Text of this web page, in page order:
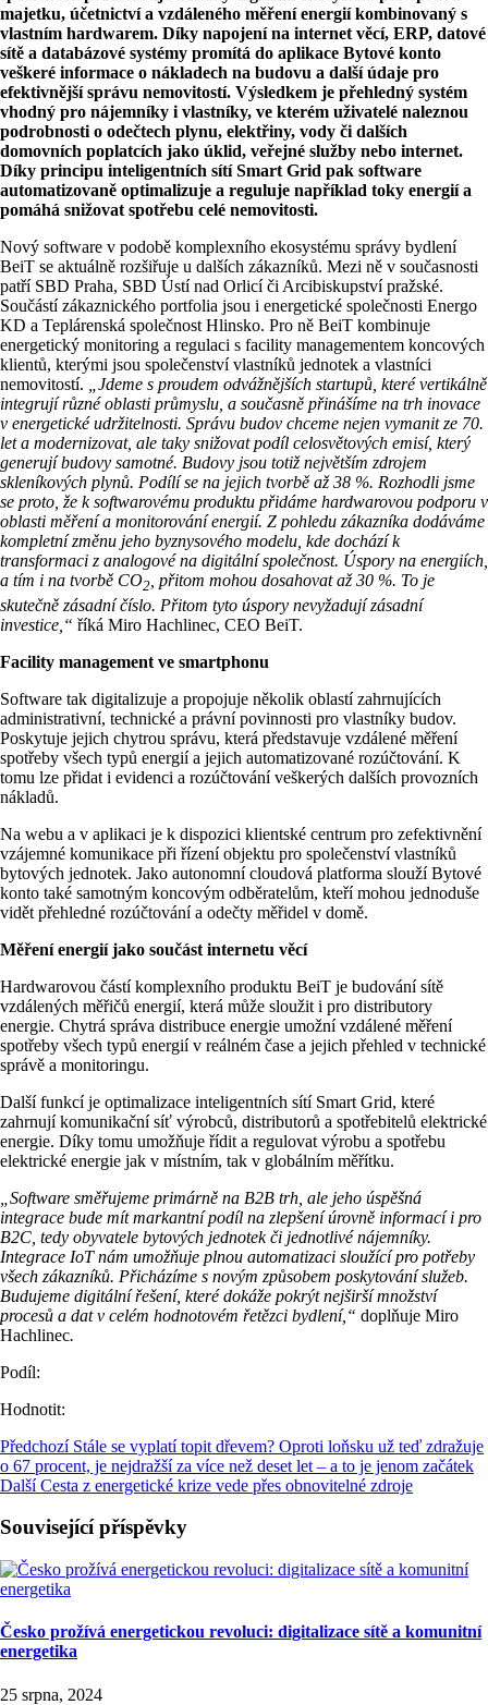
majetku, účetnictví a vzdáleného měření energií kombinovaný s
vlastním hardwarem. Díky napojení na internet věcí, ERP, datové
sítě a databázové systémy promítá do aplikace Bytové konto
veškeré informace o nákladech na budovu a další údaje pro
efektivnější správu nemovitostí. Výsledkem je přehledný systém
vhodný pro nájemníky i vlastníky, ve kterém uživatelé naleznou
podrobnosti o odečtech plynu, elektřiny, vody či dalších
domovních poplatcích jako úklid, veřejné služby nebo internet.
Díky principu inteligentních sítí Smart Grid pak software
automatizovaně optimalizuje a reguluje například toky energií a
pomáhá snižovat spotřebu celé nemovitosti.
Nový software v podobě komplexního ekosystému správy bydlení
BeiT se aktuálně rozšiřuje u dalších zákazníků. Mezi ně v současnosti
patří SBD Praha, SBD Ústí nad Orlicí či Arcibiskupství pražské.
Součástí zákaznického portfolia jsou i energetické společnosti Energo
KD a Teplárenská společnost Hlinsko. Pro ně BeiT kombinuje
energetický monitoring a regulaci s facility managementem koncových
klientů, kterými jsou společenství vlastníků jednotek a vlastníci
nemovitostí.
„Jdeme s proudem odvážnějších startupů, které vertikálně
integrují různé oblasti průmyslu, a současně přinášíme na trh inovace
v energetické udržitelnosti. Správu budov chceme nejen vymanit ze 70.
let a modernizovat, ale taky snižovat podíl celosvětových emisí, který
generují budovy samotné. Budovy jsou totiž největším zdrojem
skleníkových plynů. Podílí se na jejich tvorbě až 38 %. Rozhodli jsme
se proto, že k softwarovému produktu přidáme hardwarovou podporu v
oblasti měření a monitorování energií. Z pohledu zákazníka dodáváme
kompletní změnu jeho byznysového modelu, kde dochází k
transformaci z analogové na digitální společnost. Úspory na energiích,
a tím i na tvorbě CO2 , přitom mohou dosahovat až 30 %. To je
skutečně zásadní číslo. Přitom tyto úspory nevyžadují zásadní
investice,“ říká Miro Hachlinec, CEO BeiT.
Facility management ve smartphonu
Software tak digitalizuje a propojuje několik oblastí zahrnujících
administrativní, technické a právní povinnosti pro vlastníky budov.
Poskytuje jejich chytrou správu, která představuje vzdálené měření
spotřeby všech typů energií a jejich automatizované rozúčtování. K
tomu lze přidat i evidenci a rozúčtování veškerých dalších provozních
nákladů.
Na webu a v aplikaci je k dispozici klientské centrum pro zefektivnění
vzájemné komunikace při řízení objektu pro společenství vlastníků
bytových jednotek. Jako autonomní cloudová platforma slouží Bytové
konto také samotným koncovým odběratelům, kteří mohou jednoduše
vidět přehledné rozúčtování a odečty měřidel v domě.
Měření energií jako součást internetu věcí
Hardwarovou částí komplexního produktu BeiT je budování sítě
vzdálených měřičů energií, která může sloužit i pro distributory
energie. Chytrá správa distribuce energie umožní vzdálené měření
spotřeby všech typů energií v reálném čase a jejich přehled v technické
správě a monitoringu.
Další funkcí je optimalizace inteligentních sítí Smart Grid, které
zahrnují komunikační síť výrobců, distributorů a spotřebitelů elektrické
energie. Díky tomu umožňuje řídit a regulovat výrobu a spotřebu
elektrické energie jak v místním, tak v globálním měřítku.
„Software směřujeme primárně na B2B trh, ale jeho úspěšná
integrace bude mít markantní podíl na zlepšení úrovně informací i pro
B2C, tedy obyvatele bytových jednotek či jednotlivé nájemníky.
Integrace IoT nám umožňuje plnou automatizaci sloužící pro potřeby
všech zákazníků. Přicházíme s novým způsobem poskytování služeb.
Budujeme digitální řešení, které dokáže pokrýt nejširší množství
procesů a dat v celém hodnotovém řetězci bydlení,“ doplňuje Miro
Hachlinec.
Podíl:
Hodnotit:
Předchozí Stále se vyplatí topit dřevem? Oproti loňsku už teď zdražuje
o 67 procent, je nejdražší za více než deset let – a to je jenom začátek
Další Cesta z energetické krize vede přes obnovitelné zdroje
Související příspěvky
Česko prožívá energetickou revoluci: digitalizace sítě a komunitní
energetika
25 srpna, 2024